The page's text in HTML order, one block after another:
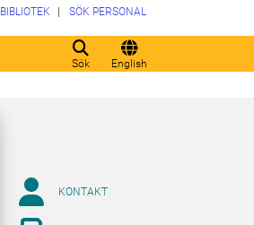
Sök English
BIBLIOTEK SÖK PERSONAL
KONTAKT